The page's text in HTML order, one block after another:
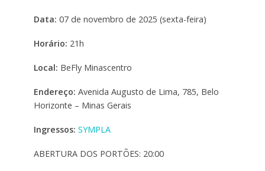
Data: 07 de novembro de 2025 (sexta-feira)
Horário: 21h
Local: BeFly Minascentro
Endereço: Avenida Augusto de Lima, 785, Belo
Horizonte – Minas Gerais
Ingressos: SYMPLA
ABERTURA DOS PORTÕES: 20:00